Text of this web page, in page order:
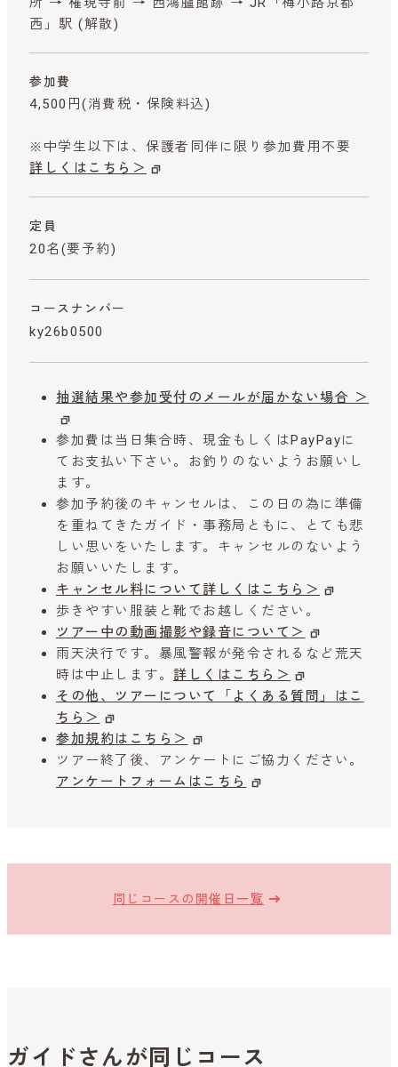
西」駅 (解散)
参加費
4,500円 (消費税・保険料込)
※中学生以下は、保護者同伴に限り参加費用不要
詳しくはこちら＞
定員
20名(要予約)
コースナンバー
ky26b0500
抽選結果や参加受付のメールが届かない場合 ＞
参加費は当日集合時、現金もしくはPayPayに
てお支払い下さい。お釣りのないようお願いし
ます。
参加予約後のキャンセルは、この日の為に準備
を重ねてきたガイド・事務局ともに、とても悲
しい思いをいたします。キャンセルのないよう
お願いいたします。
キャンセル料について詳しくはこちら＞
歩きやすい服装と靴でお越しください。
ツアー中の動画撮影や録音について＞
雨天決行です。暴風警報が発令されるなど荒天
時は中止します。 詳しくはこちら＞
その他、ツアーについて「よくある質問」はこ
ちら＞
参加規約はこちら＞
ツアー終了後、アンケートにご協力ください。
アンケートフォームはこちら
同じコースの開催日一覧
ガイドさんが同じコース